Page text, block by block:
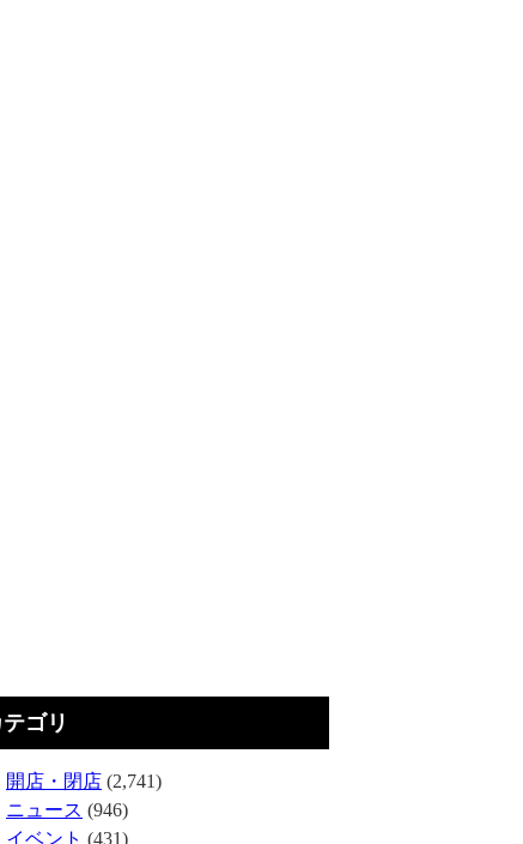
ゴリ
開店・閉店 (2,741)
ニュース (946)
イベント (431)